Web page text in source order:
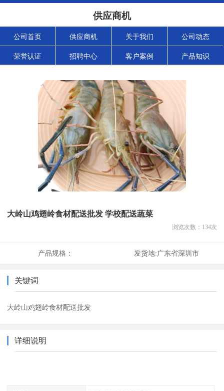
供应商机
公司首页 供应商机 关于我们 公司动态
荣誉认证 招聘中心 客户案例 产品知识
大岭山鸡翅岭食材配送批发 学校配送蔬菜
浏览次数： 134次
产品规格： 发货地:广东省深圳市
关键词
大岭山鸡翅岭食材配送批发
详细说明